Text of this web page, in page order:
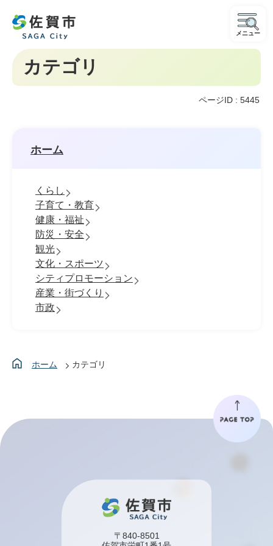
メニュー
カテゴリ
ページID : 5445
ホーム
くらし
子育て・教育
健康・福祉
防災・安全
観光
文化・スポーツ
シティプロモーション
産業・街づくり
市政
ホーム カテゴリ
〒840-8501